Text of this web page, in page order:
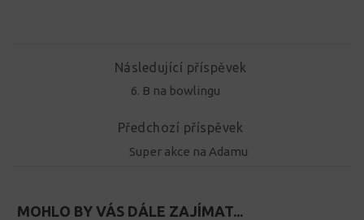
Následující příspěvek
6. B na bowlingu
Předchozí příspěvek
Super akce na Adamu
MOHLO BY VÁS DÁLE ZAJÍMAT...